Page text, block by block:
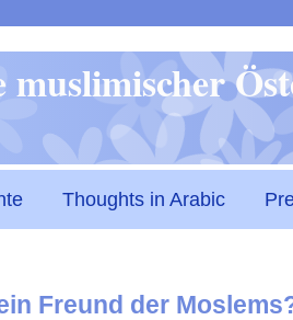
zum
Inhalt
Thoughts in Arabic
Freund der